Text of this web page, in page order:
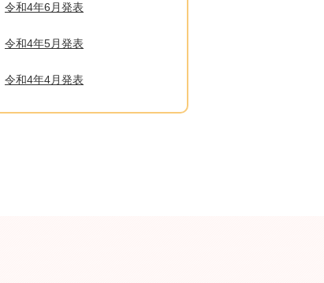
令和4年6月発表
令和4年5月発表
令和4年4月発表